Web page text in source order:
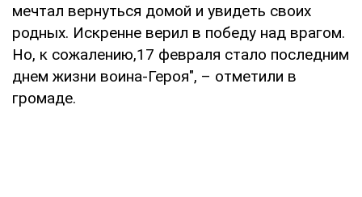
мечтал вернуться домой и увидеть своих
родных. Искренне верил в победу над врагом.
Но, к сожалению,17 февраля стало последним
днем жизни воина-Героя", – отметили в
громаде.